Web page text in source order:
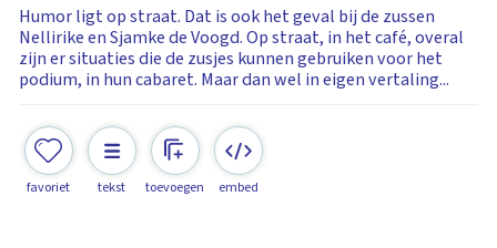
Humor ligt op straat. Dat is ook het geval bij de zussen
Nellirike en Sjamke de Voogd. Op straat, in het café, overal
zijn er situaties die de zusjes kunnen gebruiken voor het
podium, in hun cabaret. Maar dan wel in eigen vertaling...
favoriet tekst toevoegen embed